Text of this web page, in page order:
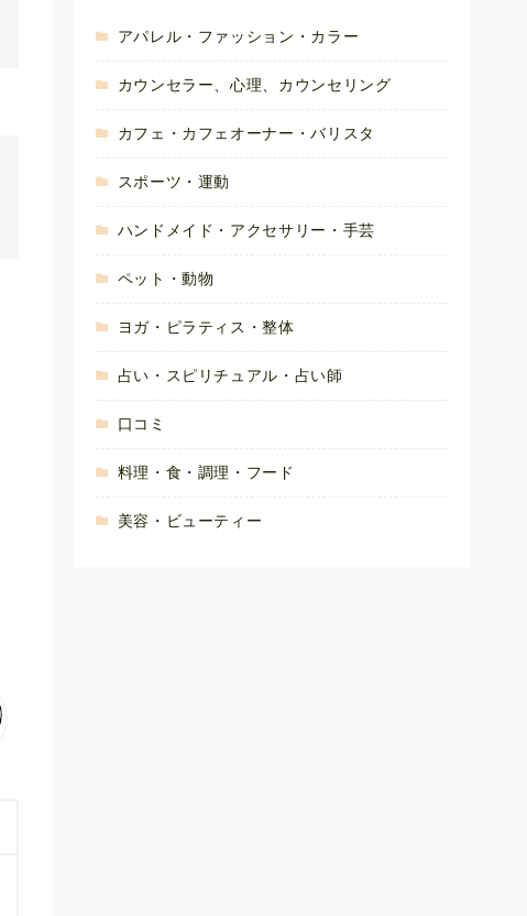
アパレル・ファッション・カラー
カウンセラー、心理、カウンセリング
カフェ・カフェオーナー・バリスタ
スポーツ・運動
ハンドメイド・アクセサリー・手芸
ペット・動物
ヨガ・ピラティス・整体
占い・スピリチュアル・占い師
口コミ
料理・食・調理・フード
美容・ビューティー